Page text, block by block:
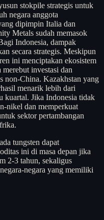
stokpile strategis untuk
negara anggota
dipimpin Italia dan
Metals sudah memasok
Indonesia, dampak
secara strategis. Meskipun
ini menciptakan ekosistem
investasi dan
non-China. Kazakhstan yang
menarik lebih dari
kuartal. Jika Indonesia tidak
nikel dan memperkuat
sektor pertambangan
tungsten dapat
ini di masa depan jika
2-3 tahun, sekaligus
negara yang memiliki